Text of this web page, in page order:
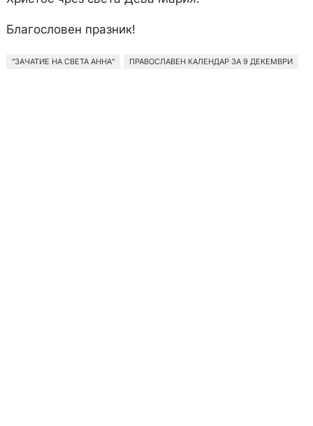
Благословен празник!
"ЗАЧАТИЕ НА СВЕТА АННА" ПРАВОСЛАВЕН КАЛЕНДАР ЗА 9 ДЕКЕМВРИ